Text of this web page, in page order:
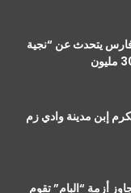
يتحدث عن “نجية
إبن مدينة وادي زم
أزمةِ “البام” تقوم